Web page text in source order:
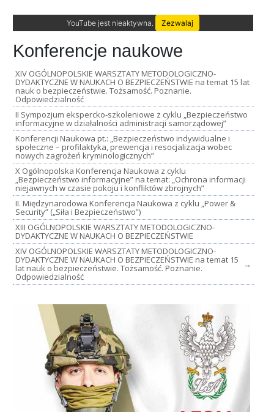
YouTube jest nieaktywna. Zezwalaj
Konferencje naukowe
XIV OGÓLNOPOLSKIE WARSZTATY METODOLOGICZNO-
DYDAKTYCZNE W NAUKACH O BEZPIECZEŃSTWIE na temat 15 lat
nauk o bezpieczeństwie. Tożsamość. Poznanie.
Odpowiedzialność
II Sympozjum ekspercko-szkoleniowe z cyklu „Bezpieczeństwo
informacyjne w działalności administracji samorządowej”
Konferencji Naukowa pt.: „Bezpieczeństwo indywidualne i
społeczne – profilaktyka, prewencja i resocjalizacja wobec
nowych zagrożeń kryminologicznych”
X Ogólnopolska Konferencja Naukowa z cyklu
„Bezpieczeństwo informacyjne” na temat: „Ochrona informacji
niejawnych w czasie pokoju i konfliktów zbrojnych”
II. Międzynarodowa Konferencja Naukowa z cyklu „Power &
Security” („Siła i Bezpieczeństwo”)
XIII OGÓLNOPOLSKIE WARSZTATY METODOLOGICZNO-
DYDAKTYCZNE W NAUKACH O BEZPIECZEŃSTWIE
XIV OGÓLNOPOLSKIE WARSZTATY METODOLOGICZNO-
DYDAKTYCZNE W NAUKACH O BEZPIECZEŃSTWIE na temat 15
lat nauk o bezpieczeństwie. Tożsamość. Poznanie.
Odpowiedzialność
→